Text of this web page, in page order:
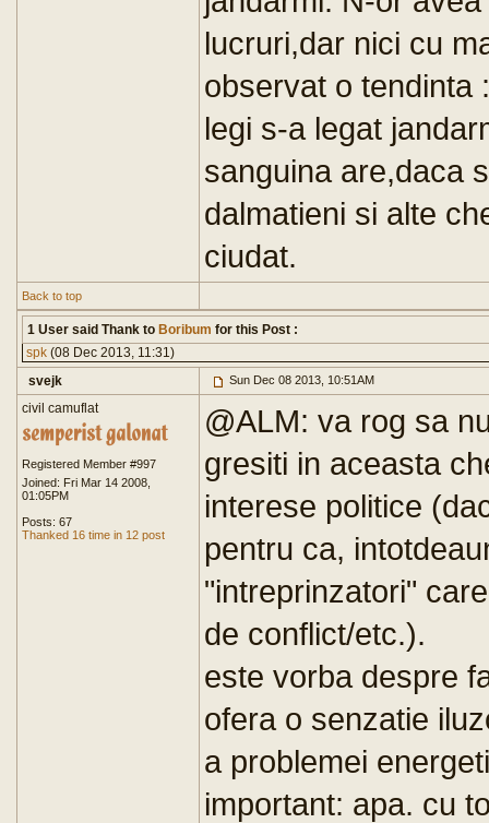
lucruri,dar nici cu
observat o tendinta
legi s-a legat
sanguina are,daca
dalmatieni si alte
ciudat.
Back to top
1 User said Thank to Boribum for this Post :
spk (08 Dec 2013, 11:31)
svejk
Sun Dec 08 2013, 10:51AM
civil camuflat
Registered Member #997
Joined: Fri Mar 14 2008,
01:05PM
Posts: 67
Thanked 16 time in 12 post
@ALM: va rog sa
gresiti in aceasta
interese politice
pentru ca,
"intreprinzatori"
de conflict/etc.).
este vorba despre
ofera o senzatie
a problemei
important: apa. cu